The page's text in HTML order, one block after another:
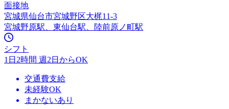
面接地
宮城県仙台市宮城野区大梶11-3
宮城野原駅、東仙台駅、陸前原ノ町駅
シフト
1日2時間 週2日からOK
交通費支給
未経験OK
まかないあり